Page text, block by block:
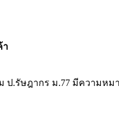
า
.รัษฎากร ม.77 มีความห